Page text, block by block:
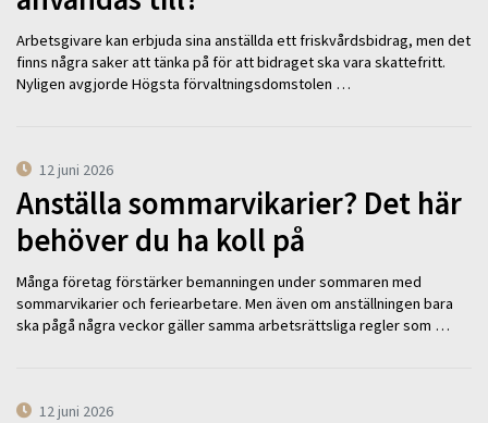
Arbetsgivare kan erbjuda sina anställda ett friskvårdsbidrag, men det
finns några saker att tänka på för att bidraget ska vara skattefritt.
Nyligen avgjorde Högsta förvaltningsdomstolen …
12 juni 2026
Anställa sommarvikarier? Det här
behöver du ha koll på
Många företag förstärker bemanningen under sommaren med
sommarvikarier och feriearbetare. Men även om anställningen bara
ska pågå några veckor gäller samma arbetsrättsliga regler som …
12 juni 2026